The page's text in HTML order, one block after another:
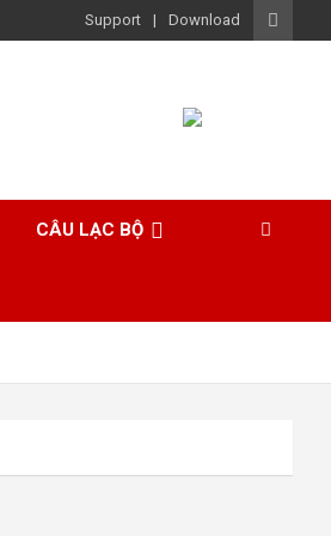
Support Download
CÂU LẠC BỘ